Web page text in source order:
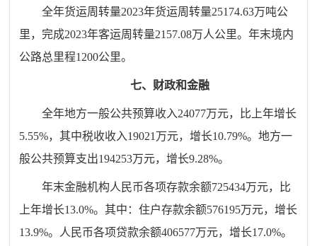
全年货运周转量2023年货运周转量25174.63万吨公
里， 完成2023年客运周转量2157.08万人公里。年末境内
公路总里程1200公里。
七、财政和金融
全年地方一般公共预算收入24077万元，比上年增长
5.55%，其中税收收入19021 万元，增长10.79%。地方一
般公共预算支出194253万元，增长9.28%。
年末金融机构人民币各项存款余额725434万元，比
上年增长13.0%。其中：住户存款余额576195万元，增长
13.9%。人民币各项贷款余额406577万元，增长17.0%。